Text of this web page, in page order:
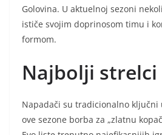
Golovina. U aktuelnoj sezoni
ističe svojim doprinosom timu i
formom.
Najbolji strelci
Napadači su tradicionalno
ove sezone borba za „zlatnu